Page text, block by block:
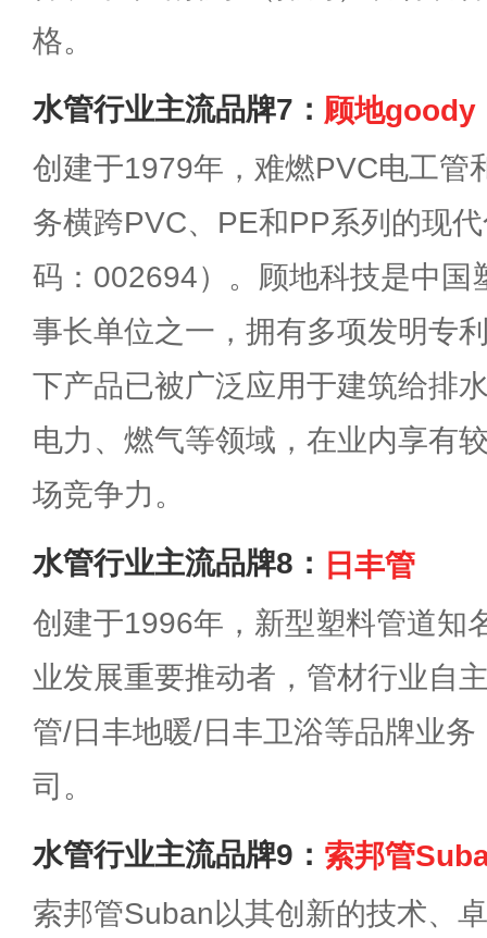
格。
水管行业主流品牌7： 顾地goody
创建于1979年，难燃PVC电工管
务横跨PVC、PE和PP系列的现
码：002694）。顾地科技是中国
事长单位之一，拥有多项发明专
下产品已被广泛应用于建筑给排
电力、燃气等领域，在业内享有
场竞争力。
水管行业主流品牌8： 日丰管
创建于1996年，新型塑料管道知
业发展重要推动者，管材行业自
管/日丰地暖/日丰卫浴等品牌业
司。
水管行业主流品牌9： 索邦管
索邦管Suban以其创新的技术、